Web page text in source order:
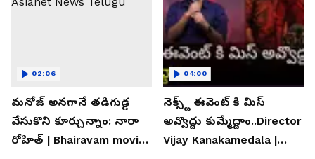
మనోజ్ అనగానే తడిగుడ్డ
వేసుకొని కూర్చున్నాం: నారా
రోహిత్ | Bhairavam movie |
02:06
నెక్స్ట్ ఈవెంట్ కి మిస్
అవ్వొద్దు కుమ్మేద్దాం..Director
Vijay Kanakamedala |
04:00